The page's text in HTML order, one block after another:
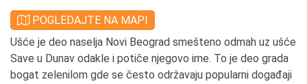
POGLEDAJTE NA MAPI
Ušće je deo naselja Novi Beograd smešteno odmah uz ušće
Save u Dunav odakle i potiče njegovo ime. To je deo grada
bogat zelenilom gde se često održavaju popularni događaji